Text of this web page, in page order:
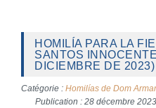
HOMILÍA PARA LA
SANTOS
DICIEMBRE DE 2023)
Catégorie :Homilías de Dom
Publication : 28 décembre 2023